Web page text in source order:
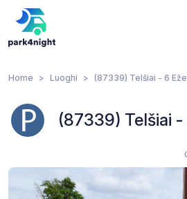
Home Luoghi (87339) Telšiai - 6
(87339) Telšiai